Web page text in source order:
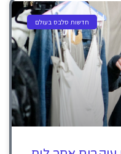
חדשות סלבס בעולם